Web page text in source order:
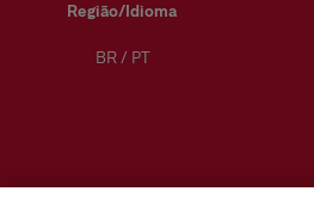
Região/Idioma
BR/ PT